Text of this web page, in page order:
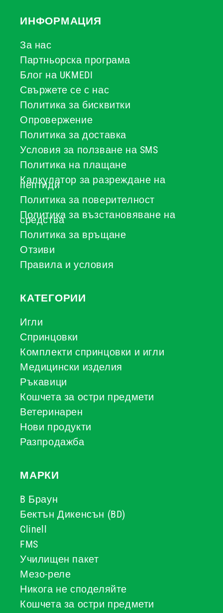
ИНФОРМАЦИЯ
За нас
Партньорска програма
Блог на UKMEDI
Свържете се с нас
Политика за бисквитки
Опровержение
Политика за доставка
Условия за ползване на SMS
Политика на плащане
Калкулатор за разреждане на
пептиди
Политика за поверителност
Политика за възстановяване на
средства
Политика за връщане
Отзиви
Правила и условия
КАТЕГОРИИ
Игли
Спринцовки
Комплекти спринцовки и игли
Медицински изделия
Ръкавици
Кошчета за остри предмети
Ветеринарен
Нови продукти
Разпродажба
МАРКИ
B Браун
Бектън Дикенсън (BD)
Clinell
FMS
Училищен пакет
Мезо-реле
Никога не споделяйте
Кошчета за остри предмети